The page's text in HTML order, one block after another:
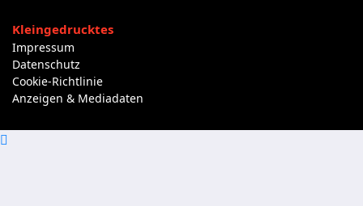
Kleingedrucktes
Impressum
Datenschutz
Cookie-Richtlinie
Anzeigen & Mediadaten